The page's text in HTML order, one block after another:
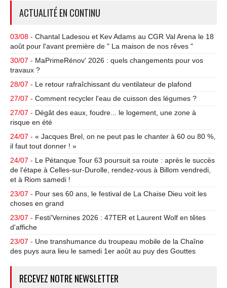
ACTUALITÉ EN CONTINU
03/08 - Chantal Ladesou et Kev Adams au CGR Val Arena le 18
août pour l'avant première de " La maison de nos rêves "
30/07 - MaPrimeRénov' 2026 : quels changements pour vos
travaux ?
28/07 - Le retour rafraîchissant du ventilateur de plafond
27/07 - Comment recycler l'eau de cuisson des légumes ?
27/07 - Dégât des eaux, foudre... le logement, une zone à
risque en été
24/07 - « Jacques Brel, on ne peut pas le chanter à 60 ou 80 %,
il faut tout donner ! »
24/07 - Le Pétanque Tour 63 poursuit sa route : après le succès
de l'étape à Celles-sur-Durolle, rendez-vous à Billom vendredi,
et à Riom samedi !
23/07 - Pour ses 60 ans, le festival de La Chaise Dieu voit les
choses en grand
23/07 - Festi'Vernines 2026 : 47TER et Laurent Wolf en têtes
d'affiche
23/07 - Une transhumance du troupeau mobile de la Chaîne
des puys aura lieu le samedi 1er août au puy des Gouttes
RECEVEZ NOTRE NEWSLETTER